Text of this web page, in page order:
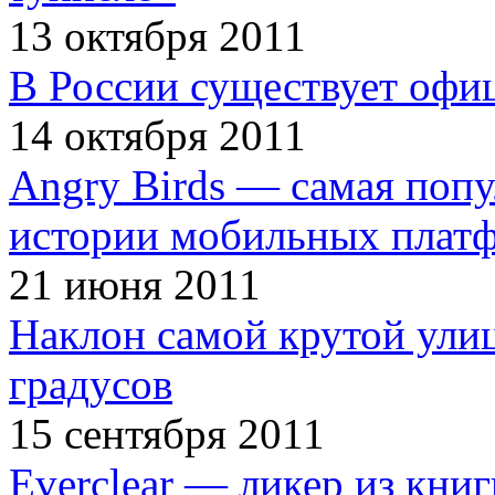
13 октября 2011
В России существует
14 октября 2011
Angry Birds — самая
истории мобильных
21 июня 2011
Наклон самой крутой
градусов
15 сентября 2011
Everclear — ликер из